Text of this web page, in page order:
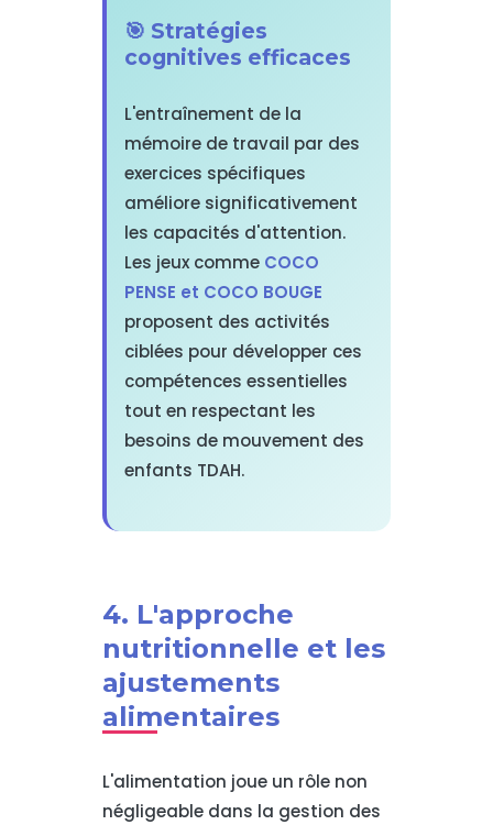
🎯 Stratégies
cognitives efficaces
L'entraînement de la
mémoire de travail par des
exercices spécifiques
améliore significativement
les capacités d'attention.
Les jeux comme COCO
PENSE et COCO BOUGE
proposent des activités
ciblées pour développer ces
compétences essentielles
tout en respectant les
besoins de mouvement des
enfants TDAH.
4. L'approche
nutritionnelle et les
ajustements
alimentaires
L'alimentation joue un rôle non
négligeable dans la gestion des